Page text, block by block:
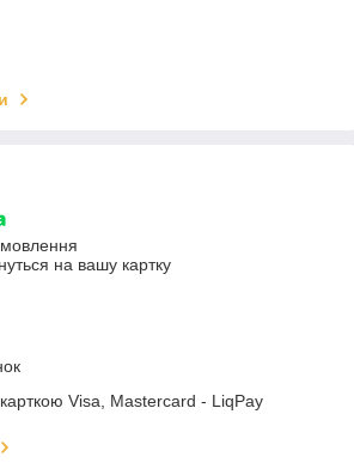
на вашу картку
Visa, Mastercard - LiqPay